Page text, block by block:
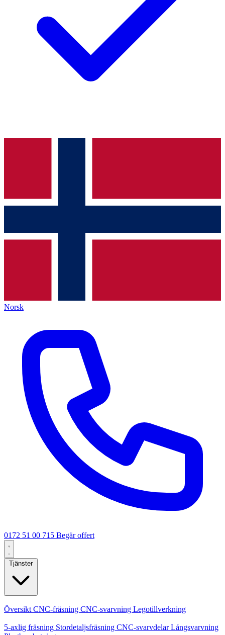
Norsk
0172 51 00 715 Begär offert
Tjänster
Översikt CNC-fräsning CNC-svarvning Legotillverkning
5-axlig fräsning Stordetaljsfräsning CNC-svarvdelarLångsvarvning